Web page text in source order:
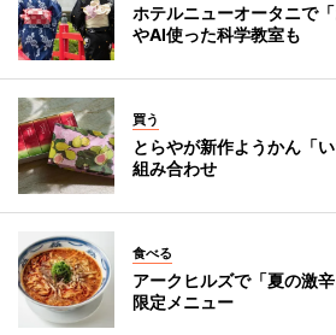
ホテルニューオータニで
やAI使った科学教室も
買う
とらやが新作ようかん「
組み合わせ
食べる
アークヒルズで「夏の激
限定メニュー